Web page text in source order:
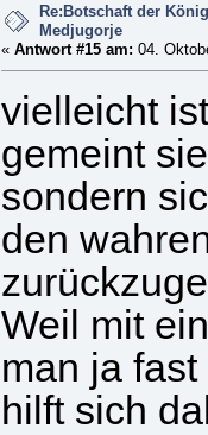
Re:Botschaft der
Medjugorje
« Antwort #15 am: 04.
vielleicht
gemeint
sondern
den
Weil mit
man ja
hilft sich